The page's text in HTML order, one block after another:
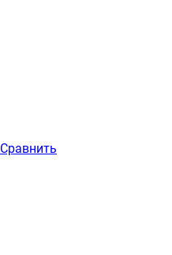
Сравнить